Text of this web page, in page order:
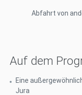
Abfahrt von
Auf dem
Eine
Jura